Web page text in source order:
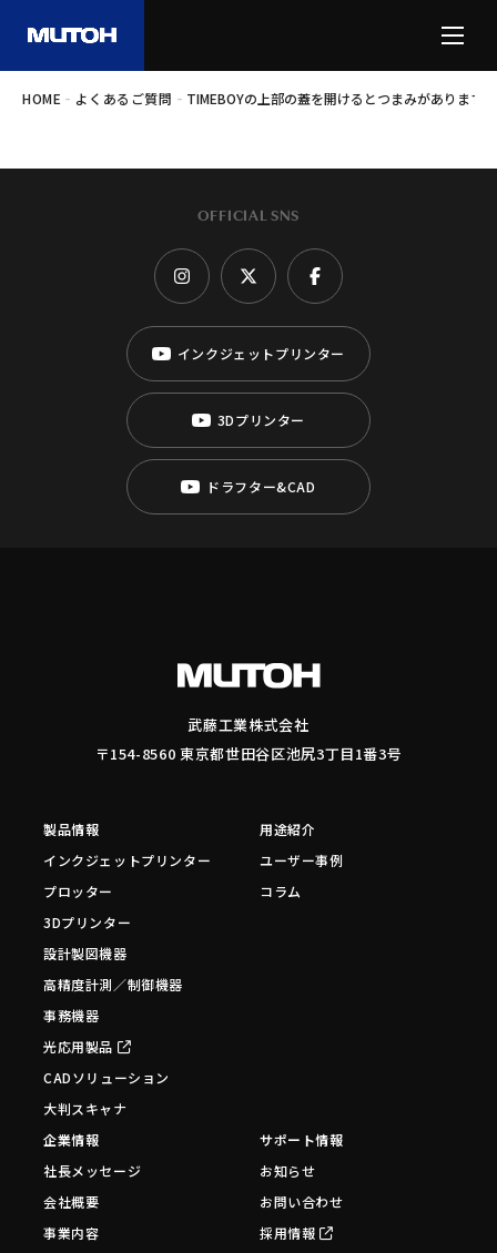
HOME - よくあるご質問 - TIMEBOYの上部の蓋を開けるとつまみがあります
OFFICIAL SNS
インクジェットプリンター
3Dプリンター
ドラフター&CAD
武藤工業株式会社
〒154-8560 東京都世田谷区池尻3丁目1番3号
製品情報
インクジェットプリンター
プロッター
3Dプリンター
設計製図機器
高精度計測／制御機器
事務機器
光応用製品
CADソリューション
大判スキャナ
用途紹介
ユーザー事例
コラム
企業情報
社長メッセージ
会社概要
事業内容
サポート情報
お知らせ
お問い合わせ
採用情報